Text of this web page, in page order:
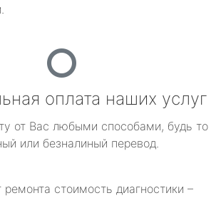
оплата наших услуг
от Вас любыми способами, будь то
или безналиный перевод.
ремонта стоимость диагностики –